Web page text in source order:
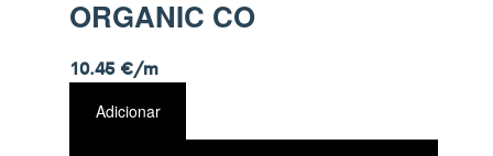
ORGANIC CO
10.45 €/m
Adicionar